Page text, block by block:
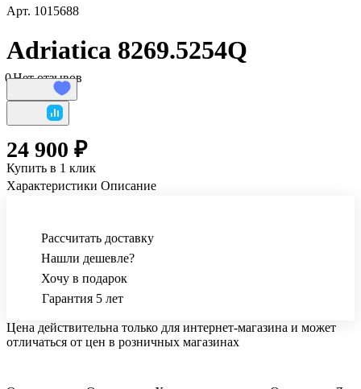
Арт. 1015688
Adriatica 8269.5254Q
0Нет отзывов
24 900 ₽
Купить в 1 клик
Характеристики Описание
Рассчитать доставку
Нашли дешевле?
Хочу в подарок
Гарантия 5 лет
Цена действительна только для интернет-магазина и может
отличаться от цен в розничных магазинах